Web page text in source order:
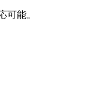
可能。